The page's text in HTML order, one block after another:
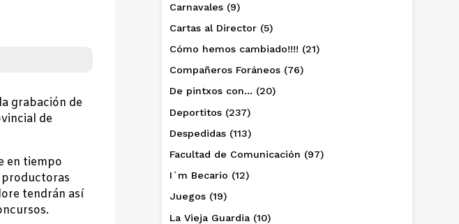
grabación de
de
en tiempo
productoras
tendrán así
Carnavales (9)
Cartas al Director (5)
Cómo hemos cambiado!!!! (21)
Compañeros Foráneos (76)
De pintxos con… (20)
Deportitos (237)
Despedidas (113)
Facultad de Comunicación (97)
I´m Becario (12)
Juegos (19)
La Vieja Guardia (10)